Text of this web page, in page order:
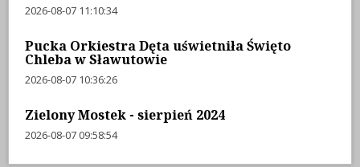
2026-08-07 11:10:34
Pucka Orkiestra Dęta uświetniła Święto
Chleba w Sławutowie
2026-08-07 10:36:26
Zielony Mostek - sierpień 2024
2026-08-07 09:58:54